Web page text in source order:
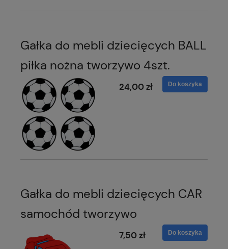
Gałka do mebli dziecięcych BALL
piłka nożna tworzywo 4szt.
24,00 zł Do koszyka
Gałka do mebli dziecięcych CAR
samochód tworzywo
7,50 zł Do koszyka